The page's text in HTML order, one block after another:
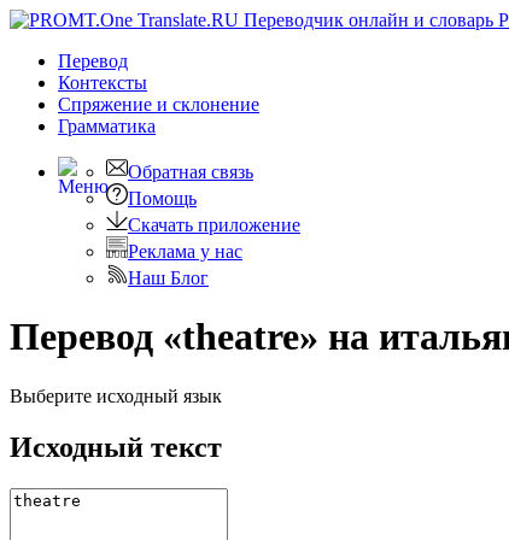
Перевод
Контексты
Спряжение и склонение
Грамматика
Обратная связь
Помощь
Скачать приложение
Реклама у нас
Наш Блог
Перевод «theatre» на
Выберите исходный язык
Исходный текст